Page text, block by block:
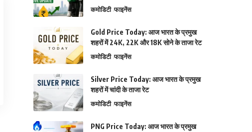
कमोडिटी फाइनेंस
Gold Price Today: आज भारत के प्रमुख
शहरों में 24K, 22K और 18K सोने के ताजा रेट
कमोडिटी फाइनेंस
Silver Price Today: आज भारत के प्रमुख
शहरों में चांदी के ताजा रेट
कमोडिटी फाइनेंस
PNG Price Today: आज भारत के प्रमुख